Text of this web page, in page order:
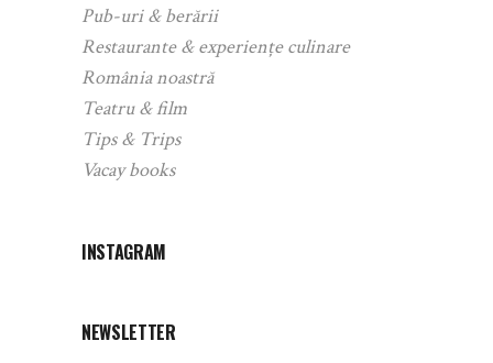
Pub-uri & berării
Restaurante & experiențe culinare
România noastră
Teatru & film
Tips & Trips
Vacay books
INSTAGRAM
NEWSLETTER